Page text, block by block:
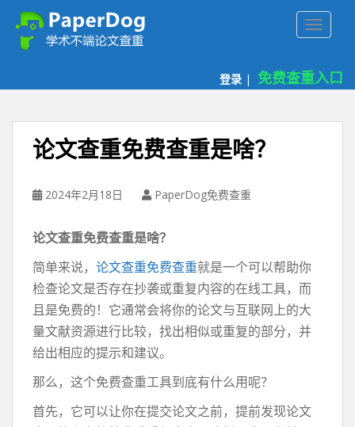
登录 | 免费查重入口
论文查重免费查重是啥？
2024年2月18日 PaperDog免费查重
论文查重免费查重是啥？
简单来说， 论文查重免费查重就是一个可以帮助你
检查论文是否存在抄袭或重复内容的在线工具，而
且是免费的！它通常会将你的论文与互联网上的大
量文献资源进行比较，找出相似或重复的部分，并
给出相应的提示和建议。
那么，这个免费查重工具到底有什么用呢？
首先，它可以让你在提交论文之前，提前发现论文